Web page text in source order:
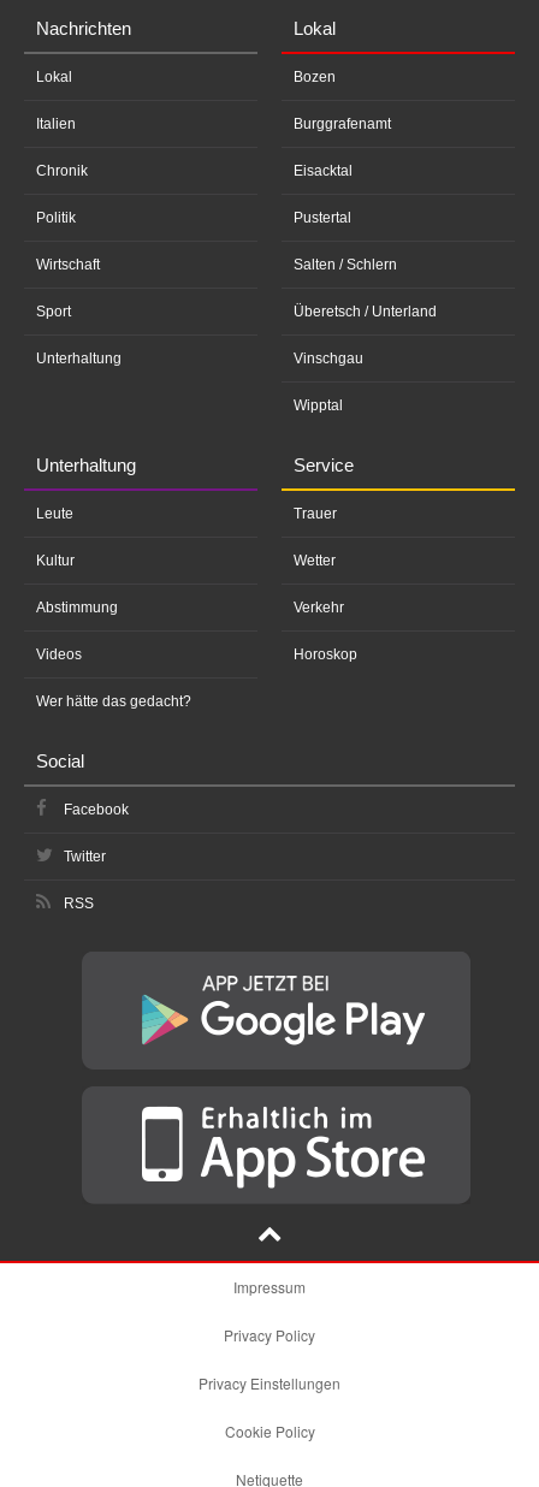
Nachrichten
Lokal
Italien
Chronik
Politik
Wirtschaft
Sport
Unterhaltung
Lokal
Bozen
Burggrafenamt
Eisacktal
Pustertal
Salten / Schlern
Überetsch / Unterland
Vinschgau
Wipptal
Unterhaltung
Leute
Kultur
Abstimmung
Videos
Wer hätte das gedacht?
Service
Trauer
Wetter
Verkehr
Horoskop
Social
Facebook
Twitter
RSS
Impressum
Privacy Policy
Privacy Einstellungen
Cookie Policy
Netiquette